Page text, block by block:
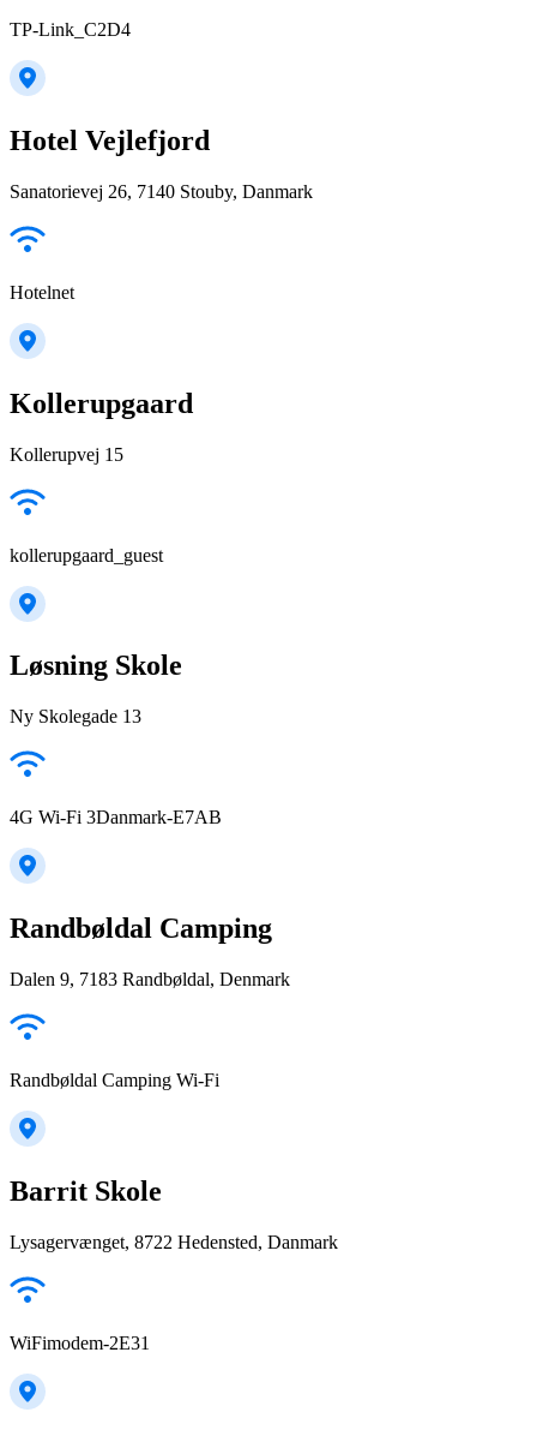
TP-Link_C2D4
Hotel Vejlefjord
Sanatorievej 26, 7140 Stouby, Danmark
Hotelnet
Kollerupgaard
Kollerupvej 15
kollerupgaard_guest
Løsning Skole
Ny Skolegade 13
4G Wi-Fi 3Danmark-E7AB
Randbøldal Camping
Dalen 9, 7183 Randbøldal, Denmark
Randbøldal Camping Wi-Fi
Barrit Skole
Lysagervænget, 8722 Hedensted, Danmark
WiFimodem-2E31